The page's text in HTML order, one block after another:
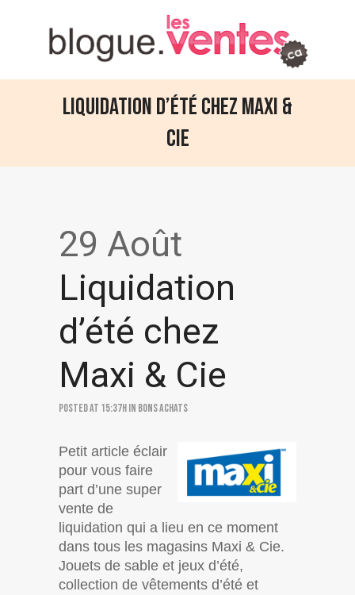
Liquidation d’été chez Maxi &
Cie
29 Août
Liquidation
d’été chez
Maxi & Cie
Posted at 15:37hin Bons achats
Petit article éclair
pour vous faire
part d’une super
vente de
liquidation qui a lieu en ce moment
dans tous les magasins Maxi & Cie.
Jouets de sable et jeux d’été,
collection de vêtements d’été et